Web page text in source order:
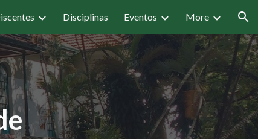
Disciplinas Eventos More